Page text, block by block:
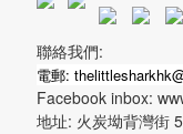
聯絡我們:
電郵:
Facebook inbox:
地址: 火炭坳背灣街